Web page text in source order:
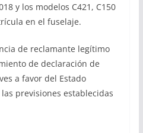
y los modelos C421, C150
en el fuselaje.
de reclamante legítimo
de declaración de
a favor del Estado
previsiones establecidas